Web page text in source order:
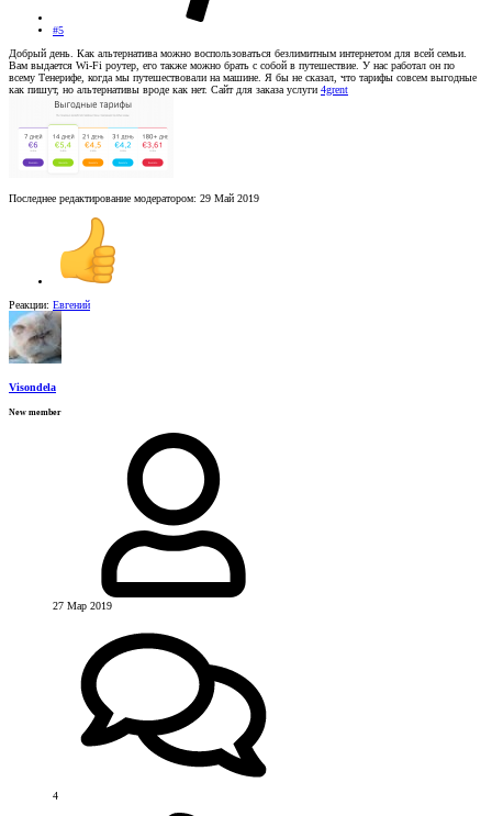
#5
Добрый день. Как альтернатива можно воспользоваться безлимитным интернетом для всей семьи.
Вам выдается Wi-Fi роутер, его также можно брать с собой в путешествие. У нас работал он по
всему Тенерифе, когда мы путешествовали на машине. Я бы не сказал, что тарифы совсем выгодные
как пишут, но альтернативы вроде как нет. Сайт для заказа услуги 4grent
Последнее редактирование модератором: 29 Май 2019
Реакции: Евгений
Visondela
New member
27 Мар 2019
4